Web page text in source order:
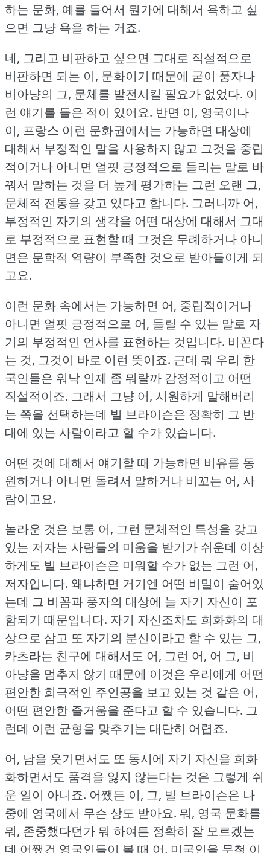
하는 문화, 예를 들어서 뭔가에 대해서 욕하고 싶
으면 그냥 욕을 하는 거죠.
네, 그리고 비판하고 싶으면 그대로 직설적으로
비판하면 되는 이, 문화이기 때문에 굳이 풍자나
비아냥의 그, 문체를 발전시킬 필요가 없었다. 이
런 얘기를 들은 적이 있어요. 반면 이, 영국이나
이, 프랑스 이런 문화권에서는 가능하면 대상에
대해서 부정적인 말을 사용하지 않고 그것을 중립
적이거나 아니면 얼핏 긍정적으로 들리는 말로 바
꿔서 말하는 것을 더 높게 평가하는 그런 오랜 그,
문체적 전통을 갖고 있다고 합니다. 그러니까 어,
부정적인 자기의 생각을 어떤 대상에 대해서 그대
로 부정적으로 표현할 때 그것은 무례하거나 아니
면은 문학적 역량이 부족한 것으로 받아들이게 되
고요.
이런 문화 속에서는 가능하면 어, 중립적이거나
아니면 얼핏 긍정적으로 어, 들릴 수 있는 말로 자
기의 부정적인 언사를 표현하는 것입니다. 비꼰다
는 것, 그것이 바로 이런 뜻이죠. 근데 뭐 우리 한
국인들은 워낙 인제 좀 뭐랄까 감정적이고 어떤
직설적이죠. 그래서 그냥 어, 시원하게 말해버리
는 쪽을 선택하는데 빌 브라이슨은 정확히 그 반
대에 있는 사람이라고 할 수가 있습니다.
어떤 것에 대해서 얘기할 때 가능하면 비유를 동
원하거나 아니면 돌려서 말하거나 비꼬는 어, 사
람이고요.
놀라운 것은 보통 어, 그런 문체적인 특성을 갖고
있는 저자는 사람들의 미움을 받기가 쉬운데 이상
하게도 빌 브라이슨은 미워할 수가 없는 그런 어,
저자입니다. 왜냐하면 거기엔 어떤 비밀이 숨어있
는데 그 비꼼과 풍자의 대상에 늘 자기 자신이 포
함되기 때문입니다. 자기 자신조차도 희화화의 대
상으로 삼고 또 자기의 분신이라고 할 수 있는 그,
카츠라는 친구에 대해서도 어, 그런 어, 어 그, 비
아냥을 멈추지 않기 때문에 이것은 우리에게 어떤
편안한 희극적인 주인공을 보고 있는 것 같은 어,
어떤 편안한 즐거움을 준다고 할 수 있습니다. 그
런데 이런 균형을 맞추기는 대단히 어렵죠.
어, 남을 웃기면서도 또 동시에 자기 자신을 희화
화하면서도 품격을 잃지 않는다는 것은 그렇게 쉬
운 일이 아니죠. 어쨌든 이, 그, 빌 브라이슨은 나
중에 영국에서 무슨 상도 받아요. 뭐, 영국 문화를
뭐, 존중했다던가 뭐 하여튼 정확히 잘 모르겠는
데 어쨌건 영국인들이 볼 때 어, 미국인을 무척 이